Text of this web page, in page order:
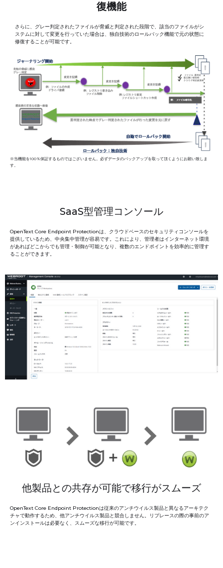
復機能
さらに、グレー判定されたファイルが脅威と判定された段階で、該当のファイルがシ
ステムに対して変更を行っていた場合は、独自技術のロールバック機能で元の状態に
修復することが可能です。
※当機能を100％保証するものではございません。必ずデータのバックアップを取って頂くようにお願い致しま
す。
SaaS型管理コンソール
OpenText Core Endpoint Protectionは、クラウドベースのセキュリティコンソールを
提供しているため、中央集中管理が容易です。これにより、管理者はインターネット環境
があればどこからでも管理・制御が可能となり、複数のエンドポイントを効率的に管理す
ることができます。
他製品との共存が可能で移行がスムーズ
OpenText Core Endpoint Protectionは従来のアンチウイルス製品と異なるアーキテク
チャで動作するため、他アンチウイルス製品と競合しません。リプレースの際の事前のア
ンインストールは必要なく、スムーズな移行が可能です。